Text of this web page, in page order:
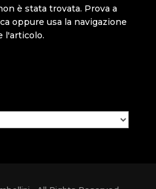
è stata trovata. Prova a
oppure usa la navigazione
l'articolo.